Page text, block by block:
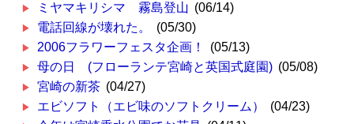
ミヤマキリシマ 霧島登山 (06/14)
電話回線が壊れた。
(05/30)
2006フラワーフェスタ企画！
(05/13)
母の日 (フローランテ宮崎と英国式庭園) (05/08)
宮崎の新茶 (04/27)
エビソフト（エビ味のソフトクリーム）
(04/23)